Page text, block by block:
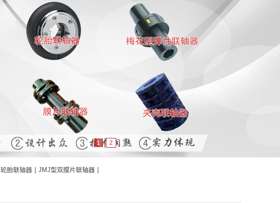
1 2
轮胎联轴器 JMJ型双膜片联轴器